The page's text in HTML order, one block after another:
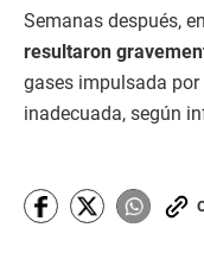
Semanas después, en
resultaron
gases impulsada
inadecuada, según